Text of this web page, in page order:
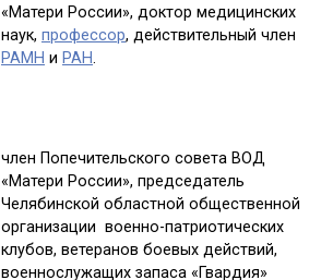
«Матери России», доктор медицинских
наук, профессор, действительный член
РАМН и РАН.
член Попечительского совета ВОД
«Матери России», председатель
Челябинской областной общественной
организации военно-патриотических
клубов, ветеранов боевых действий,
военнослужащих запаса «Гвардия»